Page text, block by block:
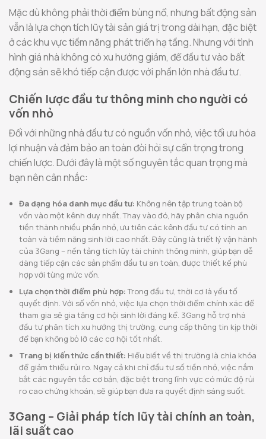
Mặc dù không phải thời điểm bùng nổ, nhưng bất động sản
vẫn là lựa chọn tích lũy tài sản giá trị trong dài hạn, đặc biệt
ở các khu vực tiềm năng phát triển hạ tầng. Nhưng với tình
hình giá nhà không có xu hướng giảm, để đầu tư vào bất
động sản sẽ khó tiếp cận được với phần lớn nhà đầu tư.
Chiến lược đầu tư thông minh cho người có
vốn nhỏ
Đối với những nhà đầu tư có nguồn vốn nhỏ, việc tối ưu hóa
lợi nhuận và đảm bảo an toàn đòi hỏi sự cẩn trọng trong
chiến lược. Dưới đây là một số nguyên tắc quan trọng mà
bạn nên cân nhắc:
Đa dạng hóa danh mục đầu tư: Không nên tập trung toàn bộ
vốn vào một kênh duy nhất. Thay vào đó, hãy phân chia nguồn
tiền thành nhiều phần nhỏ, ưu tiên các kênh đầu tư có tính an
toàn và tiềm năng sinh lời cao nhất. Đây cũng là triết lý vận hành
của 3Gang – nền tảng tích lũy tài chính thông minh, giúp bạn dễ
dàng tiếp cận các sản phẩm đầu tư an toàn, được thiết kế phù
hợp với từng mức vốn.
Lựa chọn thời điểm phù hợp:Trong đầu tư, thời cơ là yếu tố
quyết định. Với số vốn nhỏ, việc lựa chọn thời điểm chính xác để
tham gia sẽ gia tăng cơ hội sinh lời đáng kể. 3Gang hỗ trợ nhà
đầu tư phân tích xu hướng thị trường, cung cấp thông tin kịp thời
để bạn không bỏ lỡ các cơ hội tốt nhất.
Trang bị kiến thức cần thiết: Hiểu biết về thị trường là chìa khóa
để giảm thiểu rủi ro. Ngay cả khi chỉ đầu tư số tiền nhỏ, việc nắm
bắt các nguyên tắc cơ bản, đặc biệt trong lĩnh vực có mức độ rủi
ro cao chứng khoán, sẽ giúp bạn đưa ra quyết định sáng suốt.
3Gang – Giải pháp tích lũy tài chính an toàn,
lãi suất cao